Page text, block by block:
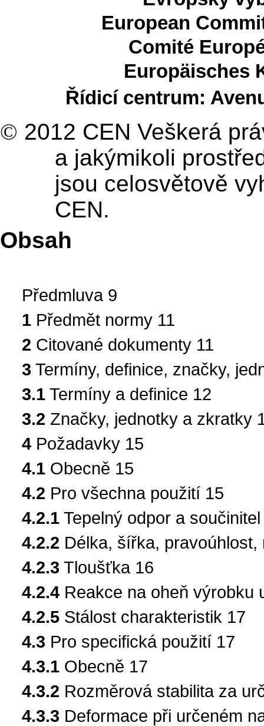
European
Comité
Europäisches
Řídicí centrum:
© 2012 CEN Veškerá
a jakýmikoli
jsou celosvětově
CEN.
Obsah
Předmluva 9
1 Předmět normy 11
2 Citované dokumenty 11
3 Termíny, definice, značky,
3.1 Termíny a definice 12
3.2 Značky, jednotky a zkratky
4 Požadavky 15
4.1 Obecně 15
4.2 Pro všechna použití 15
4.2.1 Tepelný odpor a
4.2.2 Délka, šířka, pravoúhlost,
4.2.3 Tloušťka 16
4.2.4 Reakce na oheň výrobku
4.2.5 Stálost charakteristik 17
4.3 Pro specifická použití 17
4.3.1 Obecně 17
4.3.2 Rozměrová stabilita za
4.3.3 Deformace při určeném